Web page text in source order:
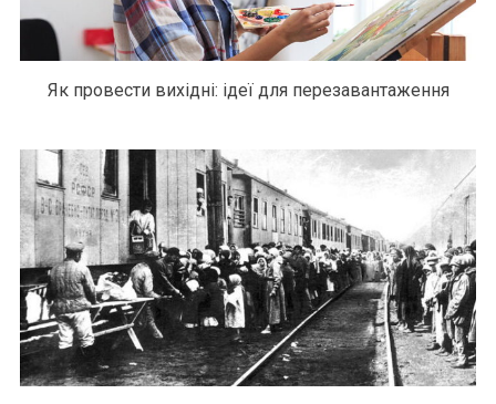
Як провести вихідні: ідеї для перезавантаження